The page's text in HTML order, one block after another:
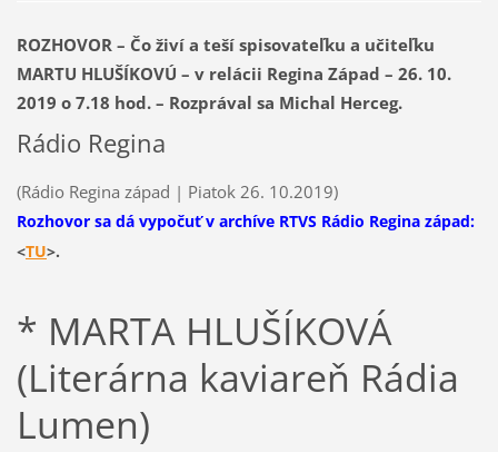
ROZHOVOR – Čo živí a teší spisovateľku a učiteľku
MARTU HLUŠÍKOVÚ – v relácii Regina Západ – 26. 10.
2019 o 7.18 hod. – Rozprával sa Michal Herceg.
Rádio Regina
(Rádio Regina západ | Piatok 26. 10.2019)
Rozhovor sa dá vypočuť v archíve RTVS Rádio Regina západ:
<TU>.
* MARTA HLUŠÍKOVÁ
(Literárna kaviareň Rádia
Lumen)